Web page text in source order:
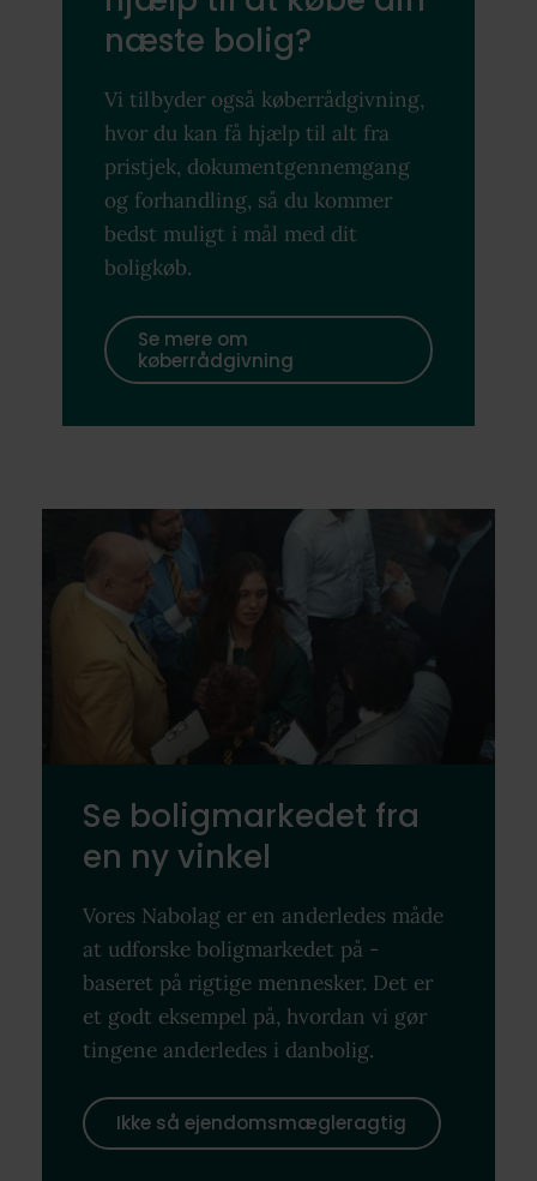
næste bolig?
Vi tilbyder også køberrådgivning,
hvor du kan få hjælp til alt fra
pristjek, dokumentgennemgang
og forhandling, så du kommer
bedst muligt i mål med dit
boligkøb.
Se mere om
køberrådgivning
Se boligmarkedet fra
en ny vinkel
Vores Nabolag er en anderledes måde
at udforske boligmarkedet på -
baseret på rigtige mennesker. Det er
et godt eksempel på, hvordan vi gør
tingene anderledes i danbolig.
Ikke så ejendomsmægleragtig